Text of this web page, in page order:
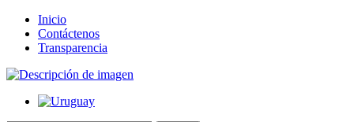
Inicio
Contáctenos
Transparencia